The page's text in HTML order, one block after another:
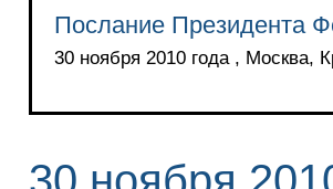
Послание Президента
30 ноября 2010 года , Москва,